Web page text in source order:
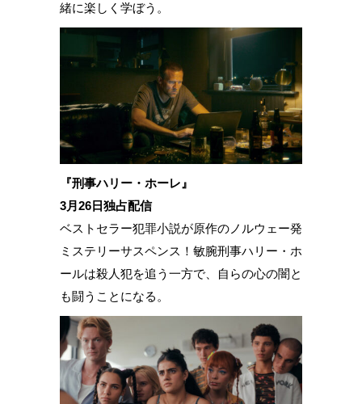
緒に楽しく学ぼう。
『刑事ハリー・ホーレ』
3月26日独占配信
ベストセラー犯罪小説が原作のノルウェー発
ミステリーサスペンス！敏腕刑事ハリー・ホ
ールは殺人犯を追う一方で、自らの心の闇と
も闘うことになる。